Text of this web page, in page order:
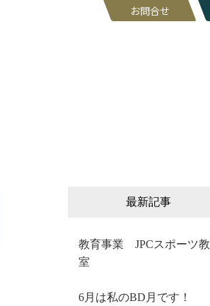
お問合せ
最新記事
教育事業 JPCスポーツ教
室
6月は私のBD月です！